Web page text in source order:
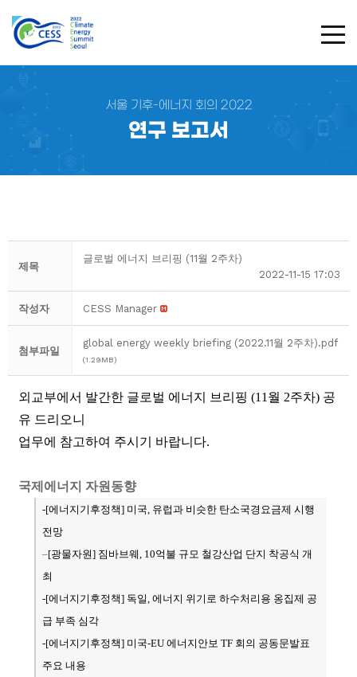
서울 기후-에너지 회의 2022
연구 보고서
제목
글로벌 에너지 브리핑 (11월 2주차)
2022-11-15 17:03
작성자 CESS Manager
첨부파일
global energy weekly briefing (2022.11월 2주차).pdf
(1.29MB)
외교부에서 발간한 글로벌 에너지 브리핑 (11월 2주차) 공
유 드리오니
업무에 참고하여 주시기 바랍니다.
국제에너지 자원동향
-[에너지기후정책] 미국, 유럽과 비슷한 탄소국경요금제 시행
전망
–[광물자원] 짐바브웨, 10억불 규모 철강산업 단지 착공식 개
최
-[에너지기후정책] 독일, 에너지 위기로 하수처리용 옹집제 공
급 부족 심각
-[에너지기후정책] 미국-EU 에너지안보 TF 회의 공동문발표
주요 내용